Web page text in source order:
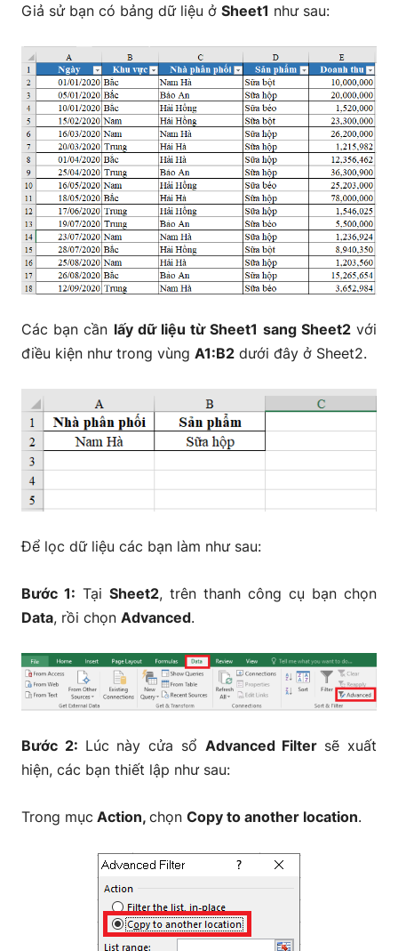
Giả sử bạn có bảng dữ liệu ở Sheet1 như sau:
Các bạn cần lấy dữ liệu từ Sheet1 sang Sheet2với
điều kiện như trong vùng A1:B2 dưới đây ở Sheet2.
Để lọc dữ liệu các bạn làm như sau:
Bước 1: Tại Sheet2, trên thanh công cụ bạn chọn
Data, rồi chọn Advanced.
Bước 2: Lúc này cửa sổ Advanced Filter sẽ xuất
hiện, các bạn thiết lập như sau:
Trong mục Action, chọn Copy to another location.